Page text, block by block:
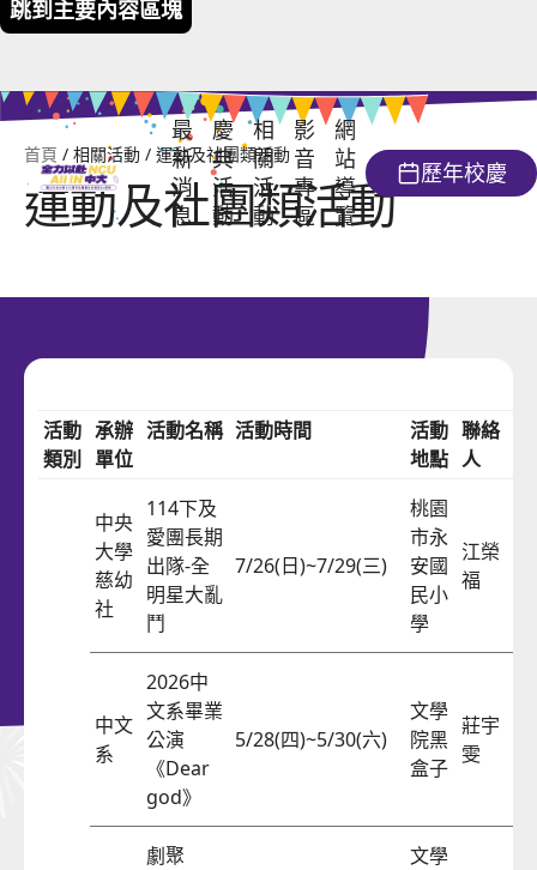
跳到主要內容區塊
111週年校慶暨在台復校 64週年
最
新
消
息
慶
典
活
動
榮譽榜
創意市集
民歌演唱會
「時空邂逅」 AI再現古典大師
相
關
活
動
藝文活動
影
音
專
區
網
站
導
覽
歷年校慶
首頁 / 相關活動 / 運動及社團類活動
運動及社團類活動
相關活動資訊列表，包含活動類別、承辦單位、活動名稱
活動
類別
承辦
單位
活動名稱 活動時間
活動
地點
聯絡
人
中央
大學
慈幼
社
114下及
愛團長期
出隊-全
明星大亂
鬥
7/26(日)~7/29(三)
桃園
市永
安國
民小
學
江榮
福
中文
系
2026中
文系畢業
公演
《Dear
god》
5/28(四)~5/30(六)
文學
院黑
盒子
莊宇
雯
劇聚
文學